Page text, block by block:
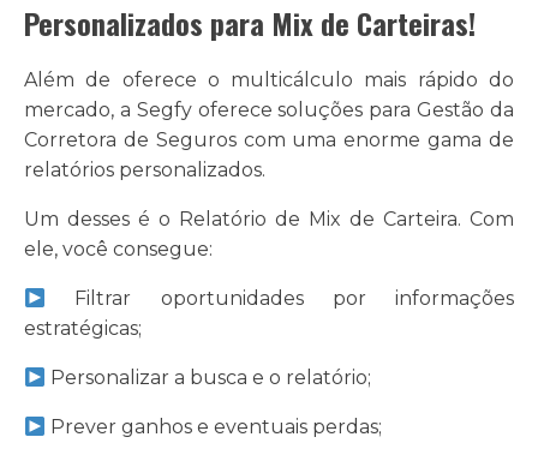
Personalizados para Mix de Carteiras!
Além de oferece o multicálculo mais rápido do
mercado, a Segfy oferece soluções para Gestão da
Corretora de Seguros com uma enorme gama de
relatórios personalizados.
Um desses é o Relatório de Mix de Carteira. Com
ele, você consegue:
Filtrar oportunidades por informações
estratégicas;
Personalizar a busca e o relatório;
Prever ganhos e eventuais perdas;